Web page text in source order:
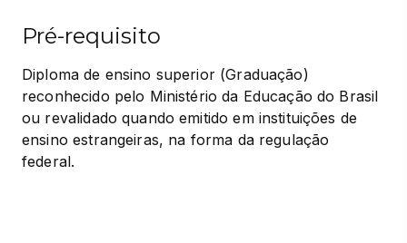
Pré-requisito
Diploma de ensino superior (Graduação)
reconhecido pelo Ministério da Educação do Brasil
ou revalidado quando emitido em instituições de
ensino estrangeiras, na forma da regulação
federal.